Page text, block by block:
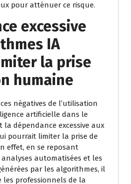
pour atténuer ce risque.
excessive
IA
la prise
humaine
négatives de l’utilisation
artificielle dans le
dépendance excessive aux
pourrait limiter la prise de
effet, en se reposant
automatisées et les
par les algorithmes, il
les professionnels de la